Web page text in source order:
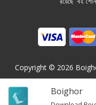
Boighor
Copyright © 2026